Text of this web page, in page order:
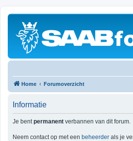
Home Forumoverzicht
Informatie
Je bentpermanent verbannen van dit forum.
Neem contact op met een beheerder als je